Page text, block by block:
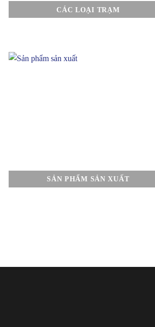
CÁC LOẠI TRẠM
SẢN PHẨM SẢN XUẤT